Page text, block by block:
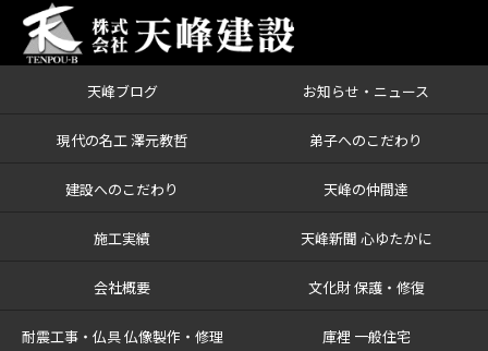
天峰ブログ お知らせ・ニュース
現代の名工 澤元教哲 弟子へのこだわり
建設へのこだわり 天峰の仲間達
施工実績 天峰新聞 心ゆたかに
会社概要 文化財 保護・修復
耐震工事・仏具 仏像製作・修理 庫裡 一般住宅